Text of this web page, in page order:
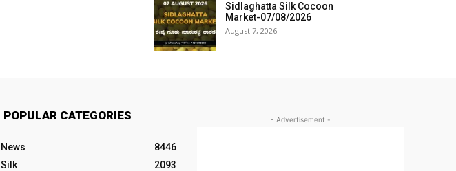
Sidlaghatta Silk Cocoon
Market-07/08/2026
August 7, 2026
POPULAR CATEGORIES
News
8446
Silk
2093
- Advertisement -